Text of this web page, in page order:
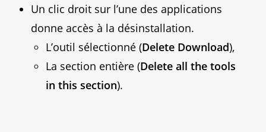
Un clic droit sur l’une des applications
donne accès à la désinstallation.
L’outil sélectionné (Delete Download),
La section entière (Delete all the tools
in this section).